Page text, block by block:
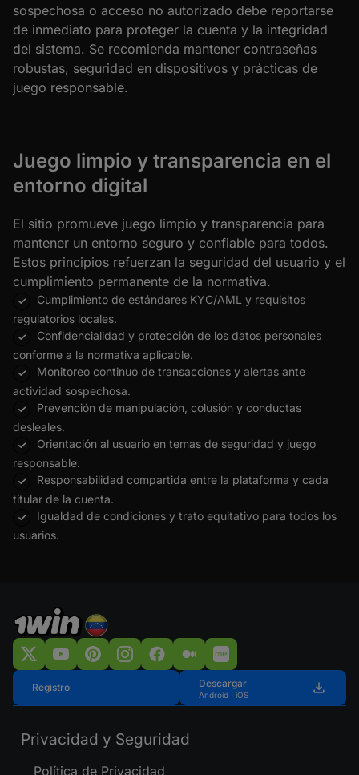
sospechosa o acceso no autorizado debe reportarse
de inmediato para proteger la cuenta y la integridad
del sistema. Se recomienda mantener contraseñas
robustas, seguridad en dispositivos y prácticas de
juego responsable.
Juego limpio y transparencia en el
entorno digital
El sitio promueve juego limpio y transparencia para
mantener un entorno seguro y confiable para todos.
Estos principios refuerzan la seguridad del usuario y el
cumplimiento permanente de la normativa.
Cumplimiento de estándares KYC/AML y requisitos
regulatorios locales.
Confidencialidad y protección de los datos personales
conforme a la normativa aplicable.
Monitoreo continuo de transacciones y alertas ante
actividad sospechosa.
Prevención de manipulación, colusión y conductas
desleales.
Orientación al usuario en temas de seguridad y juego
responsable.
Responsabilidad compartida entre la plataforma y cada
titular de la cuenta.
Igualdad de condiciones y trato equitativo para todos los
usuarios.
Registro Descargar
Android | iOS
Privacidad y Seguridad
Política de Privacidad